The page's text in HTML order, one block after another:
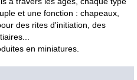
et une fonction : chapeaux,
des rites d'initiation, des
en miniatures.